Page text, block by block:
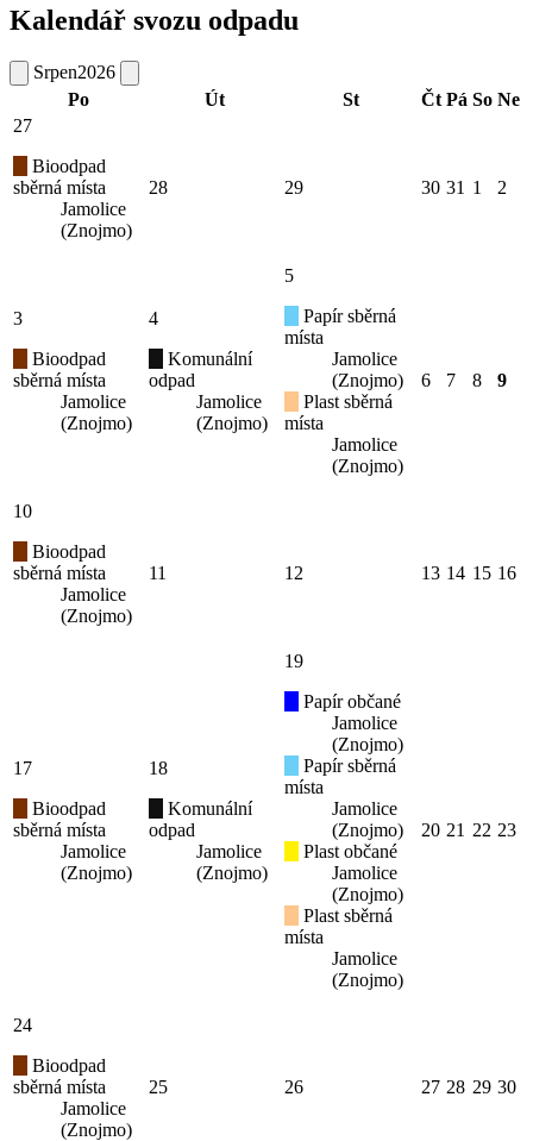
Kalendář svozu odpadu
Srpen2026
Po
Út St Čt Pá So Ne
27
Bioodpad
sběrná místa
Jamolice
(Znojmo)
28 29 30 31 1 2
3
Bioodpad
sběrná místa
Jamolice
(Znojmo)
4
Komunální
odpad
Jamolice
(Znojmo)
5
Papír sběrná
místa
Jamolice
(Znojmo)
Plast sběrná
místa
Jamolice
(Znojmo)
6 7 8 9
10
Bioodpad
sběrná místa
Jamolice
(Znojmo)
11 12 13 14 15 16
17
Bioodpad
sběrná místa
Jamolice
(Znojmo)
18
Komunální
odpad
Jamolice
(Znojmo)
19
Papír občané
Jamolice
(Znojmo)
Papír sběrná
místa
Jamolice
(Znojmo)
Plast občané
Jamolice
(Znojmo)
Plast sběrná
místa
Jamolice
(Znojmo)
20 21 22 23
24
Bioodpad
sběrná místa
Jamolice
(Znojmo)
25 26 27 28 29 30